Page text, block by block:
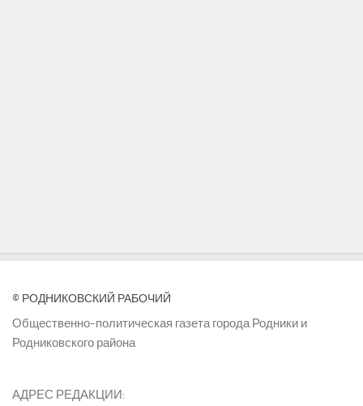
© РОДНИКОВСКИЙ РАБОЧИЙ
Общественно-политическая газета города Родники и
Родниковского района
АДРЕС РЕДАКЦИИ: